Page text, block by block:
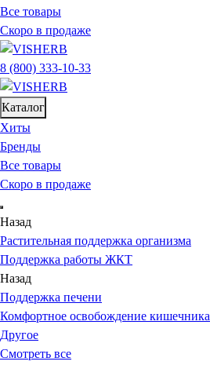
Все товары
Скоро в продаже
8 (800) 333-10-33
Каталог
Хиты
Бренды
Все товары
Скоро в продаже
Назад
Растительная поддержка организма
Поддержка работы ЖКТ
Назад
Поддержка печени
Комфортное освобождение кишечника
Другое
Смотреть все